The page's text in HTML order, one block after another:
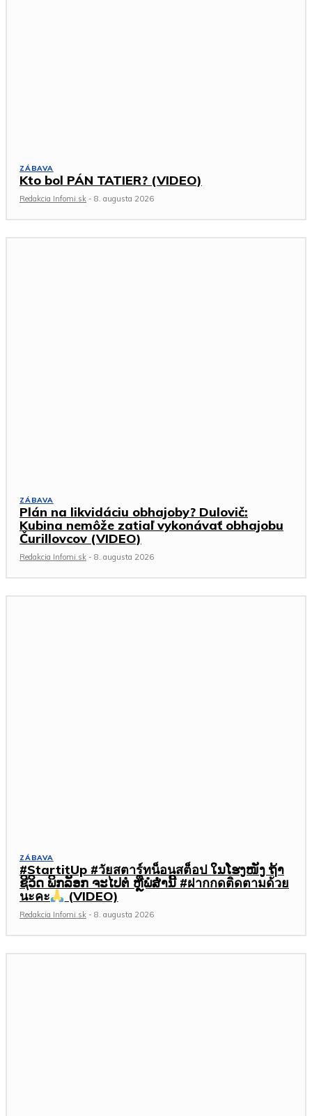
ZÁBAVA
Kto bol PÁN TATIER? (VIDEO)
Redakcia Infomi.sk - 8. augusta 2026
ZÁBAVA
Plán na likvidáciu obhajoby? Dulovič:
Kubina nemôže zatiaľ vykonávať obhajobu
Čurillovcov (VIDEO)
Redakcia Infomi.sk - 8. augusta 2026
ZÁBAVA
#StartitUp #วัยสตาร์ทน็อนสต็อป ໃນໂຮງໜັງ ຖ້າ
ຊີວິດ ພິກລັອກ ຈະໄປຕໍ່ ຫຼືພໍສໍ່ານີ້ #ฝากกดติดตามด้วย
นะคะ
(VIDEO)
Redakcia Infomi.sk - 8. augusta 2026